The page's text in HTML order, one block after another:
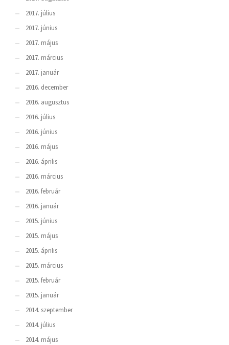
2017. július
2017. június
2017. május
2017. március
2017. január
2016. december
2016. augusztus
2016. július
2016. június
2016. május
2016. április
2016. március
2016. február
2016. január
2015. június
2015. május
2015. április
2015. március
2015. február
2015. január
2014. szeptember
2014. július
2014. május